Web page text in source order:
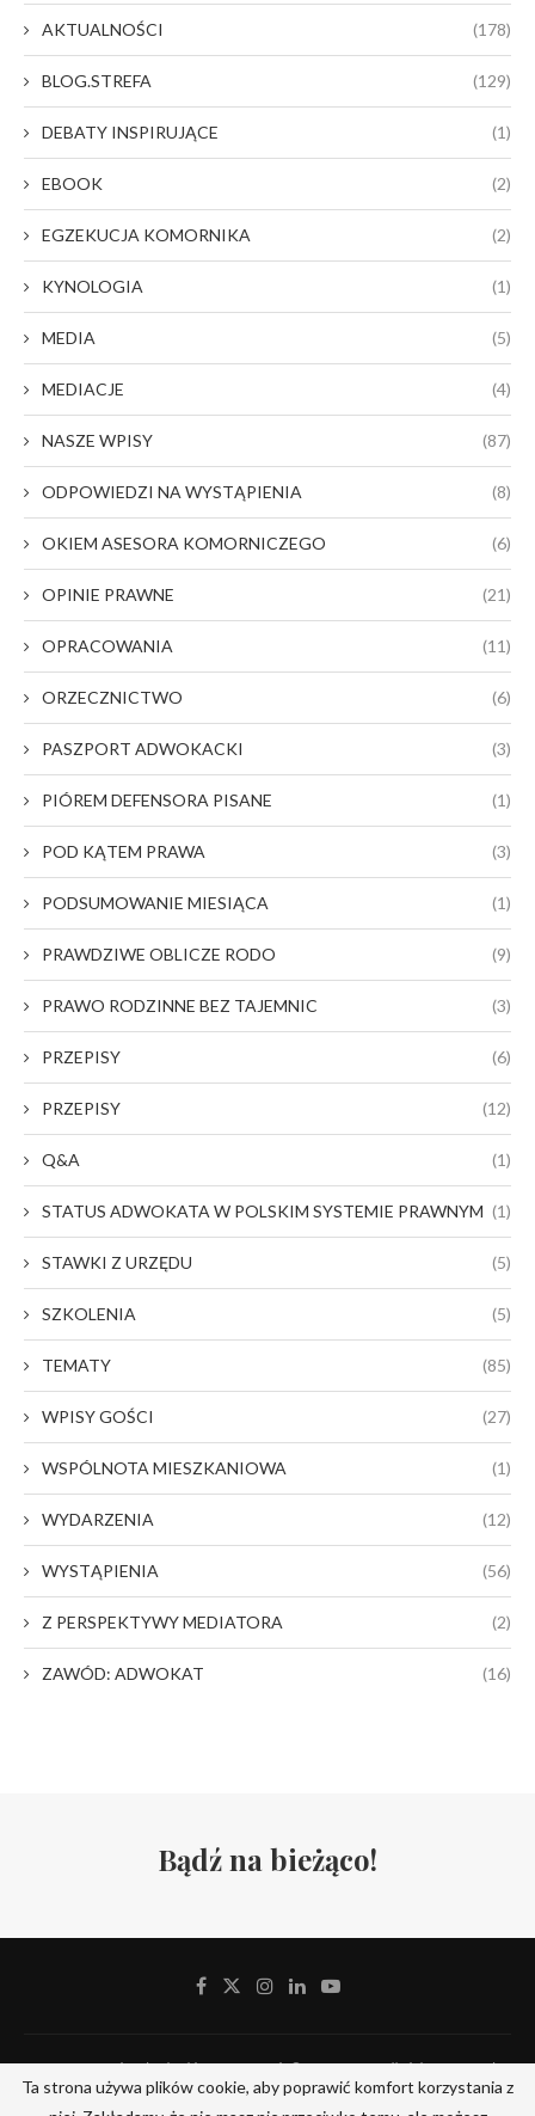
AKTUALNOŚCI (178)
BLOG.STREFA (129)
DEBATY INSPIRUJĄCE (1)
EBOOK (2)
EGZEKUCJA KOMORNIKA (2)
KYNOLOGIA (1)
MEDIA (5)
MEDIACJE (4)
NASZE WPISY (87)
ODPOWIEDZI NA WYSTĄPIENIA (8)
OKIEM ASESORA KOMORNICZEGO (6)
OPINIE PRAWNE (21)
OPRACOWANIA (11)
ORZECZNICTWO (6)
PASZPORT ADWOKACKI (3)
PIÓREM DEFENSORA PISANE (1)
POD KĄTEM PRAWA (3)
PODSUMOWANIE MIESIĄCA (1)
PRAWDZIWE OBLICZE RODO (9)
PRAWO RODZINNE BEZ TAJEMNIC (3)
PRZEPISY (6)
PRZEPISY (12)
Q&A (1)
STATUS ADWOKATA W POLSKIM SYSTEMIE PRAWNYM (1)
STAWKI Z URZĘDU (5)
SZKOLENIA (5)
TEMATY (85)
WPISY GOŚCI (27)
WSPÓLNOTA MIESZKANIOWA (1)
WYDARZENIA (12)
WYSTĄPIENIA (56)
Z PERSPEKTYWY MEDIATORA (2)
ZAWÓD: ADWOKAT (16)
Bądź na bieżąco!
Stowarzyszenie Adwokackie Defensor Iuris © 2019-2024. All Rights Reserved.
Designed and Developed byITserv.pl
Ta strona używa plików cookie, aby poprawić komfort korzystania z